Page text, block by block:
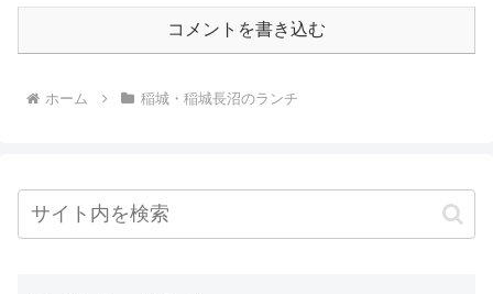
コメントを書き込む
ホーム 稲城・稲城長沼のランチ